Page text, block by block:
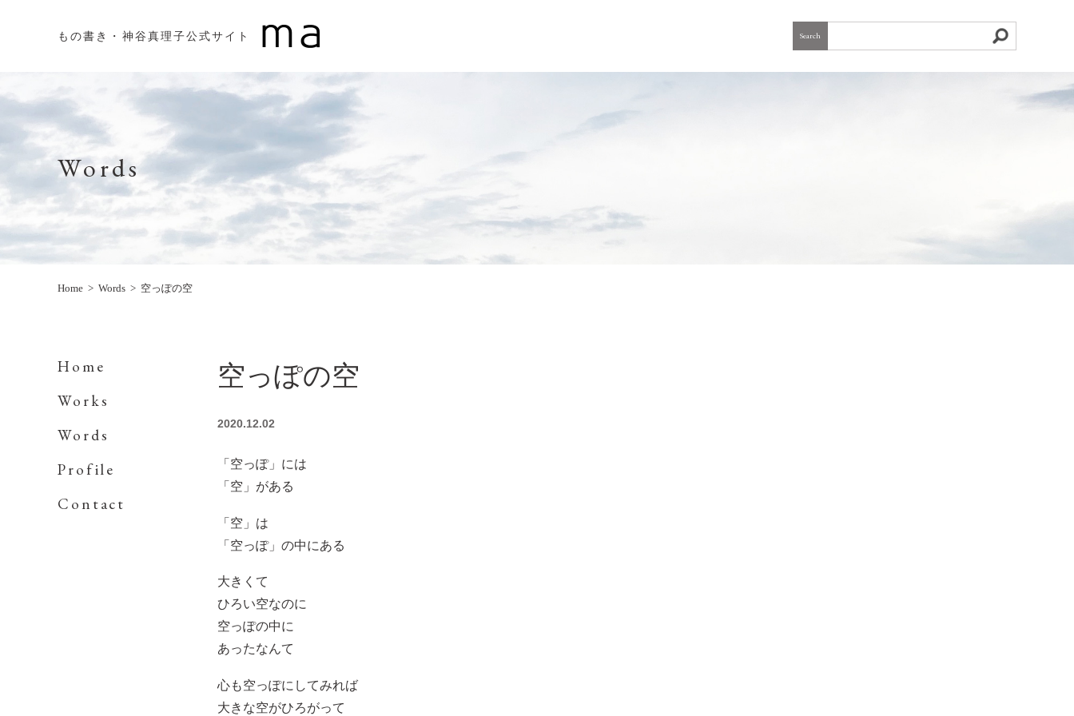
もの書き・神谷真理子公式サイト Search
Words
Home Words 空っぽの空
空っぽの空
2020.12.02
「空っぽ」には
「空」がある
「空」は
「空っぽ」の中にある
大きくて
ひろい空なのに
空っぽの中に
あったなんて
心も空っぽにしてみれば
大きな空がひろがって
Home
Works
Words
Profile
Contact